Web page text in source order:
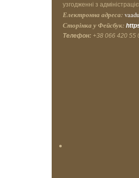
узгодженні з
Електронна адреса:
Сторінка у Фейсбук:
Телефон: +38 066 420 55